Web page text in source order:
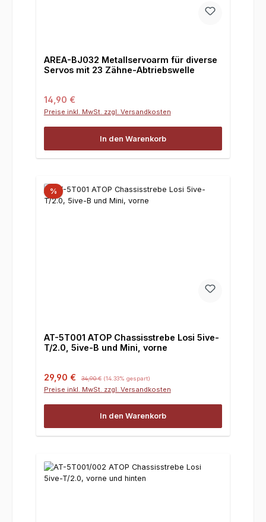
AREA-BJ032 Metallservoarm für diverse
Servos mit 23 Zähne-Abtriebswelle
Regulärer Preis:
14,90 €
Preise inkl. MwSt. zzgl. Versandkosten
In den Warenkorb
%
AT-5T001 ATOP Chassisstrebe Losi 5ive-
T/2.0, 5ive-B und Mini, vorne
Verkaufspreis:
29,90 € 34,90 € (14.33% gespart)
Preise inkl. MwSt. zzgl. Versandkosten
In den Warenkorb